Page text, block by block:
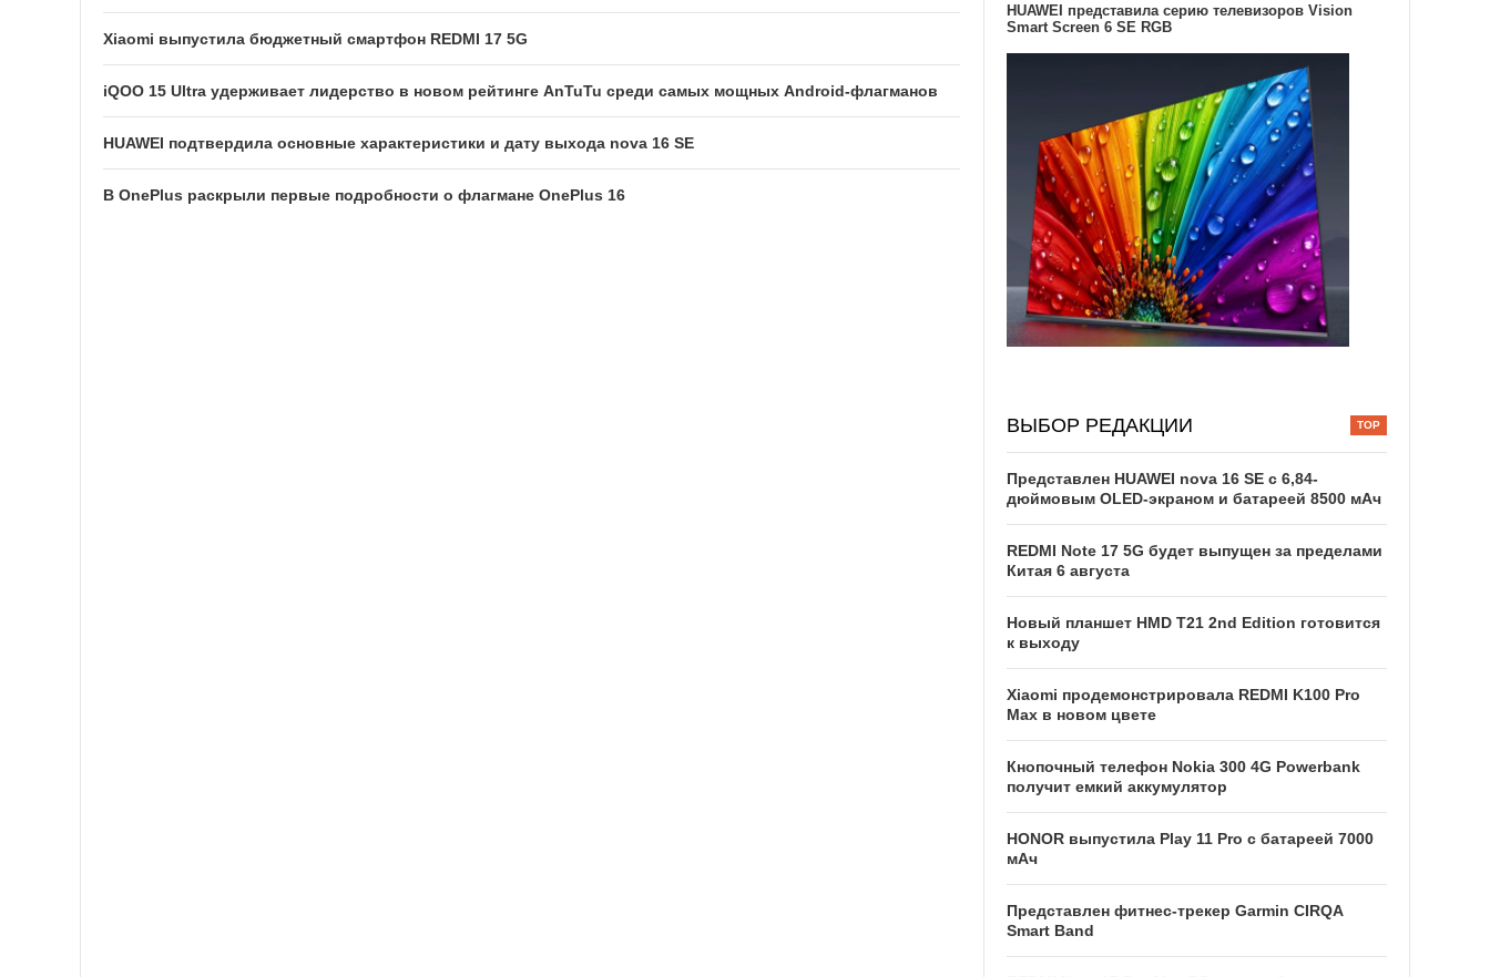
Xiaomi выпустила бюджетный смартфон REDMI 17 5G
iQOO 15 Ultra удерживает лидерство в новом рейтинге AnTuTu среди самых мощных Android-флагманов
HUAWEI подтвердила основные характеристики и дату выхода nova 16 SE
В OnePlus раскрыли первые подробности о флагмане OnePlus 16
HUAWEI представила серию телевизоров Vision
Smart Screen 6 SE RGB
ВЫБОР РЕДАКЦИИ
Представлен HUAWEI nova 16 SE с 6,84-
дюймовым OLED-экраном и батареей 8500 мАч
REDMI Note 17 5G будет выпущен за пределами
Китая 6 августа
Новый планшет HMD T21 2nd Edition готовится
к выходу
Xiaomi продемонстрировала REDMI K100 Pro
Max в новом цвете
Кнопочный телефон Nokia 300 4G Powerbank
получит емкий аккумулятор
HONOR выпустила Play 11 Pro с батареей 7000
мАч
Представлен фитнес-трекер Garmin CIRQA
Smart Band